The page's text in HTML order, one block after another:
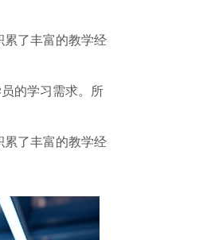
累了丰富的教学经
的学习需求。所
累了丰富的教学经